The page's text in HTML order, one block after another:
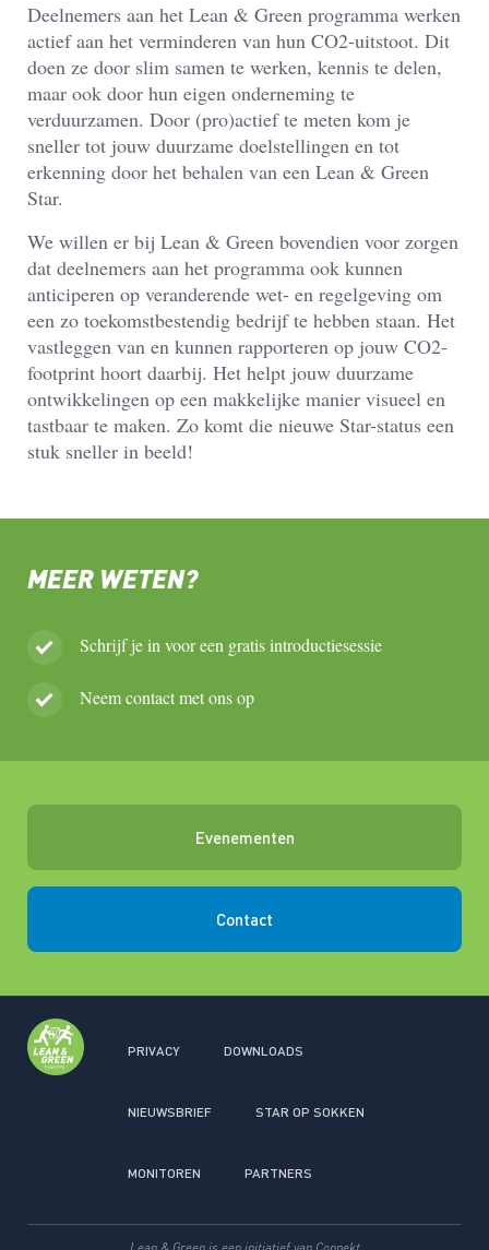
Deelnemers aan het Lean & Green programma werken
actief aan het verminderen van hun CO2-uitstoot. Dit
doen ze door slim samen te werken, kennis te delen,
maar ook door hun eigen onderneming te
verduurzamen. Door (pro)actief te meten kom je
sneller tot jouw duurzame doelstellingen en tot
erkenning door het behalen van een Lean & Green
Star.
We willen er bij Lean & Green bovendien voor zorgen
dat deelnemers aan het programma ook kunnen
anticiperen op veranderende wet- en regelgeving om
een zo toekomstbestendig bedrijf te hebben staan. Het
vastleggen van en kunnen rapporteren op jouw CO2-
footprint hoort daarbij. Het helpt jouw duurzame
ontwikkelingen op een makkelijke manier visueel en
tastbaar te maken. Zo komt die nieuwe Star-status een
stuk sneller in beeld!
MEER WETEN?
Schrijf je in voor een gratis introductiesessie
Neem contact met ons op
Evenementen
Contact
PRIVACY DOWNLOADS
NIEUWSBRIEF STAR OP SOKKEN
MONITOREN PARTNERS